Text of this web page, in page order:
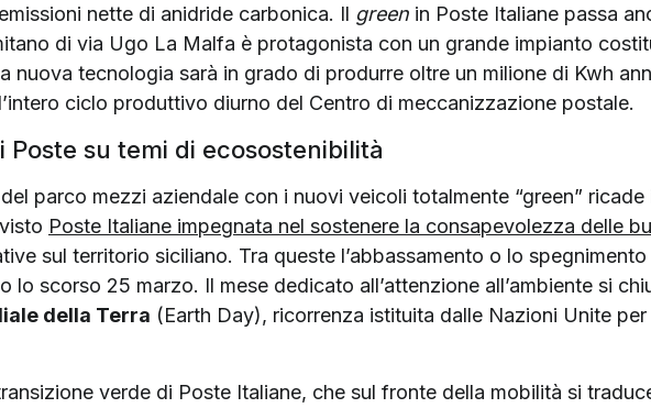
nette di anidride carbonica. Il green in Poste Italiane passa
di via Ugo La Malfa è protagonista con un grande impianto
nuova tecnologia sarà in grado di produrre oltre un milione di Kwh
ciclo produttivo diurno del Centro di meccanizzazione postale.
Poste su temi di ecosostenibilità
del parco mezzi aziendale con i nuovi veicoli totalmente “green”
Poste Italiane impegnata nel sostenere la consapevolezza delle
sul territorio siciliano. Tra queste l’abbassamento o lo
lo scorso 25 marzo. Il mese dedicato all’attenzione all’ambiente si
della Terra (Earth Day), ricorrenza istituita dalle Nazioni Unite
verde di Poste Italiane, che sul fronte della mobilità si